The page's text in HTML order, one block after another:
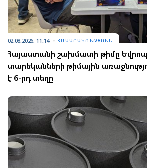
02.08.2026, 11:14 ՀԱՍԱՐԱԿՈՒԹՅՈՒՆ
Հայաստանի շախմատի թիմը
տարեկանների թիմային
է 6-րդ տեղը